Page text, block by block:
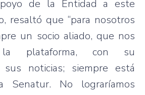
de la Entidad a este
resaltó que “para nosotros
un socio aliado, que nos
plataforma, con su
sus noticias; siempre está
Senatur. No lograríamos